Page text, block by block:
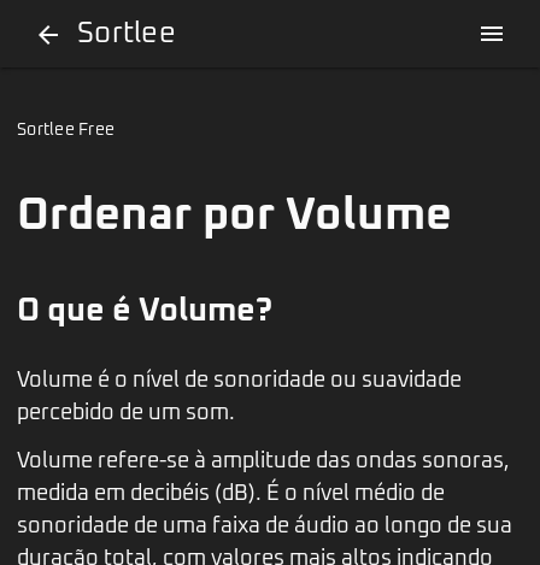
arrow_back Sortlee menu
Sortlee Free
Ordenar por Volume
O que é Volume?
Volume é o nível de sonoridade ou suavidade
percebido de um som.
Volume refere-se à amplitude das ondas sonoras,
medida em decibéis (dB). É o nível médio de
sonoridade de uma faixa de áudio ao longo de sua
duração total, com valores mais altos indicando